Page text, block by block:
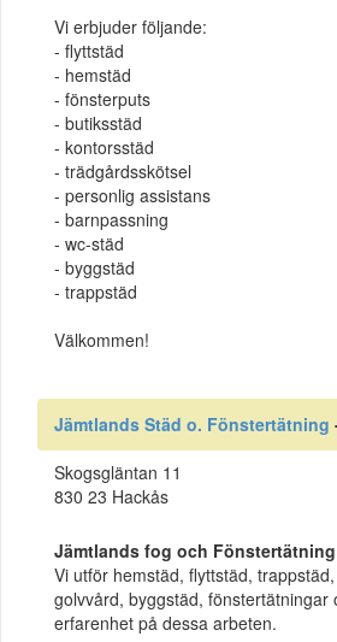
Vi erbjuder följande:
- flyttstäd
- hemstäd
- fönsterputs
- butiksstäd
- kontorsstäd
- trädgårdsskötsel
- personlig assistans
- barnpassning
- wc-städ
- byggstäd
- trappstäd
Välkommen!
Jämtlands Städ o. Fönstertätning
Skogsgläntan 11
830 23 Hackås
Jämtlands fog och Fönstertätning
Vi utför hemstäd, flyttstäd,
golvvård, byggstäd, fönstertätningar
erfarenhet på dessa arbeten.